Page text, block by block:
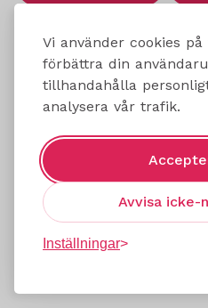
Vi använder cookies
förbättra din
tillhandahålla
analysera vår trafik.
Avvisa icke-
Inställningar